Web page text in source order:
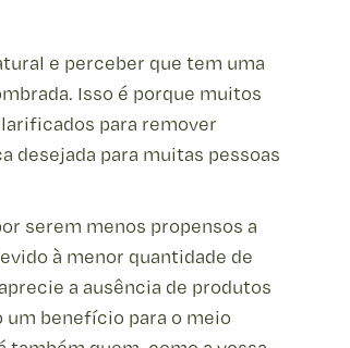
e perceber que tem uma
Isso é porque muitos
para remover
desejada para muitas pessoas
serem menos propensos a
à menor quantidade de
a ausência de produtos
um benefício para o meio